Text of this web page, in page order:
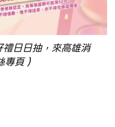
日日抽，來高雄消
專頁）